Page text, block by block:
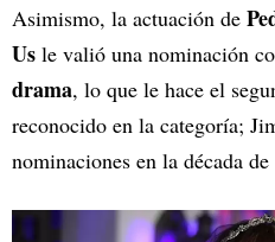
Asimismo, la actuación de
Us le valió una nominación
drama, lo que le hace el
reconocido en la categoría;
nominaciones en la década de